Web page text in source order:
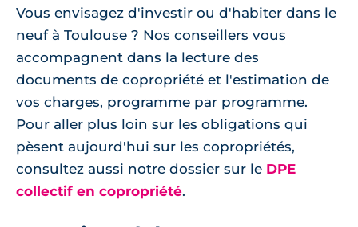
Vous envisagez d'investir ou d'habiter dans le
neuf à Toulouse ? Nos conseillers vous
accompagnent dans la lecture des
documents de copropriété et l'estimation de
vos charges, programme par programme.
Pour aller plus loin sur les obligations qui
pèsent aujourd'hui sur les copropriétés,
consultez aussi notre dossier sur le DPE
collectif en copropriété.